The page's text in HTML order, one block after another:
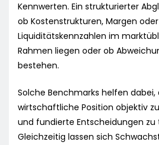
Kennwerten. Ein strukturierter
ob Kostenstrukturen, Margen oder
Liquiditätskennzahlen im
Rahmen liegen oder ob
bestehen.
Solche Benchmarks helfen dabei,
wirtschaftliche Position objektiv
und fundierte Entscheidungen zu
Gleichzeitig lassen sich